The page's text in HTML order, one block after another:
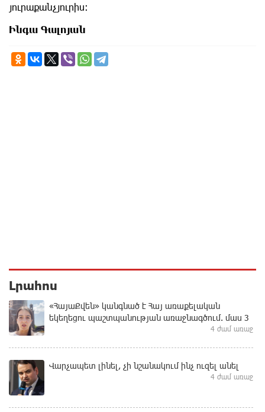
յուրաքանչյուրիս։
Ինգա Գալոյան
Լրահոս
«ՀայաՔվեն» կանգնած է Հայ առաքելական
եկեղեցու պաշտպանության առաջնագծում. մաս 3
4 ժամ առաջ
Վարչապետ լինել, չի նշանակում ինչ ուզել անել
4 ժամ առաջ